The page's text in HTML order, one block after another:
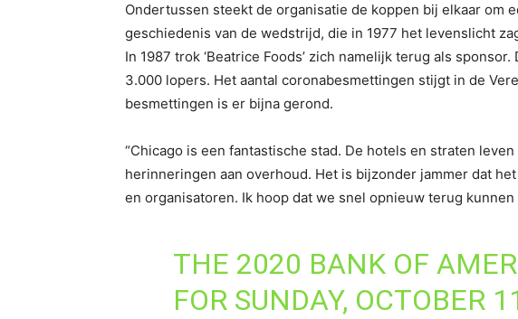
Ondertussen steekt de organisatie de koppen bij elkaar
geschiedenis van de wedstrijd, die in 1977 het levenslicht
In 1987 trok ‘Beatrice Foods’ zich namelijk terug als
3.000 lopers. Het aantal coronabesmettingen stijgt in de
besmettingen is er bijna gerond.
“Chicago is een fantastische stad. De hotels en straten
herinneringen aan overhoud. Het is bijzonder jammer dat
en organisatoren. Ik hoop dat we snel opnieuw terug
THE 2020 BANK OF
FOR SUNDAY, OCTOBER